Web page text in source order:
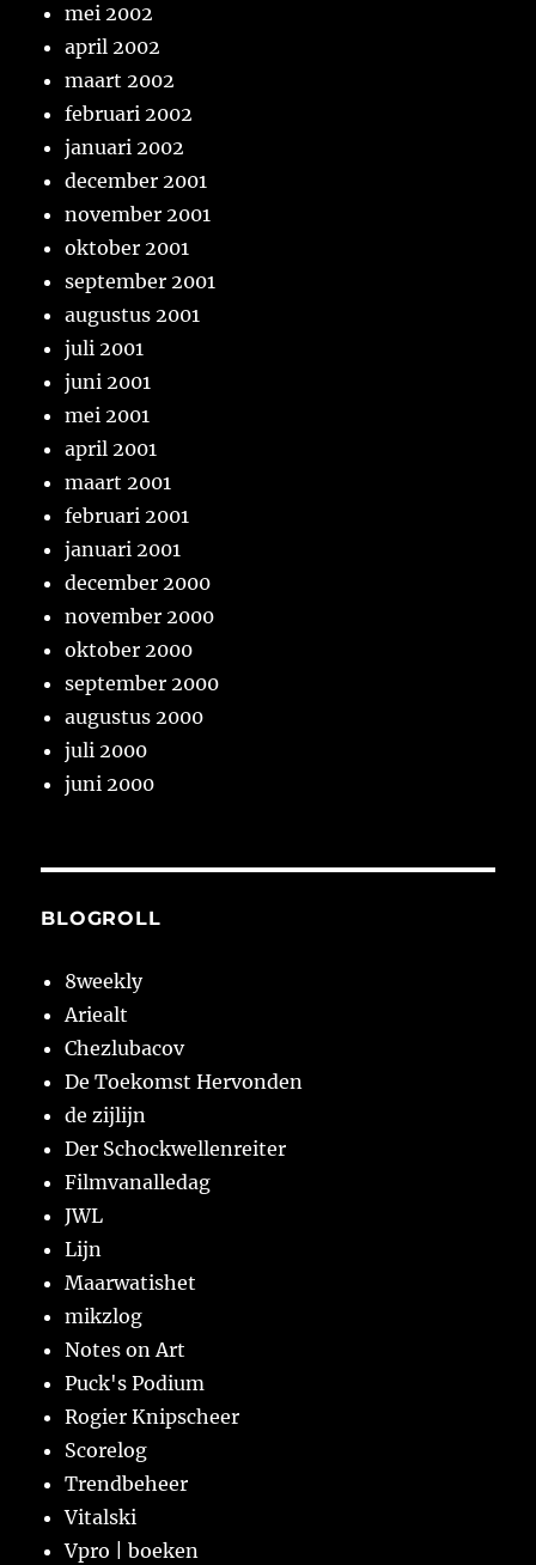
mei 2002
april 2002
maart 2002
februari 2002
januari 2002
december 2001
november 2001
oktober 2001
september 2001
augustus 2001
juli 2001
juni 2001
mei 2001
april 2001
maart 2001
februari 2001
januari 2001
december 2000
november 2000
oktober 2000
september 2000
augustus 2000
juli 2000
juni 2000
BLOGROLL
8weekly
Ariealt
Chezlubacov
De Toekomst Hervonden
de zijlijn
Der Schockwellenreiter
Filmvanalledag
JWL
Lijn
Maarwatishet
mikzlog
Notes on Art
Puck's Podium
Rogier Knipscheer
Scorelog
Trendbeheer
Vitalski
Vpro | boeken